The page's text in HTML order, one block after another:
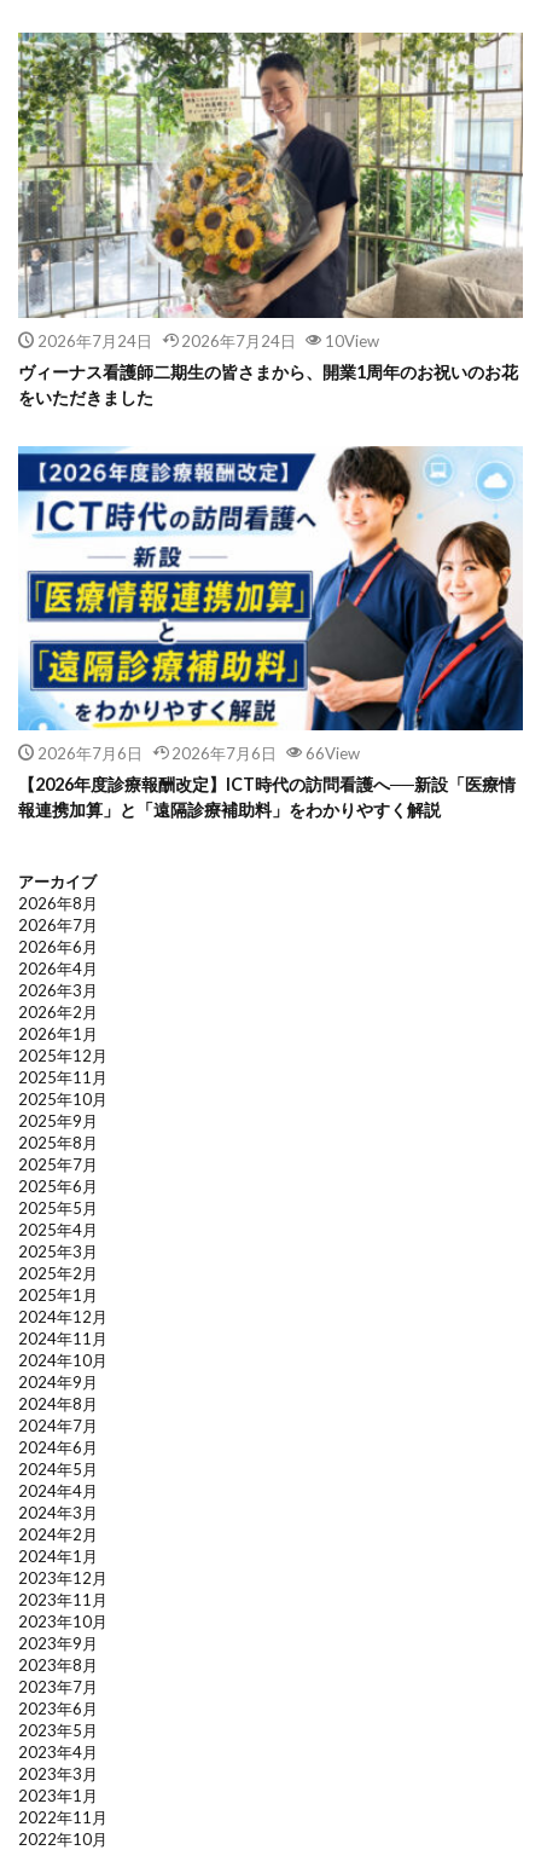
2026年7月24日 2026年7月24日 10View
ヴィーナス看護師二期生の皆さまから、開業1周年のお祝いのお花
をいただきました
2026年7月6日 2026年7月6日 66View
【2026年度診療報酬改定】ICT時代の訪問看護へ──新設「医療情
報連携加算」と「遠隔診療補助料」をわかりやすく解説
アーカイブ
2026年8月
2026年7月
2026年6月
2026年4月
2026年3月
2026年2月
2026年1月
2025年12月
2025年11月
2025年10月
2025年9月
2025年8月
2025年7月
2025年6月
2025年5月
2025年4月
2025年3月
2025年2月
2025年1月
2024年12月
2024年11月
2024年10月
2024年9月
2024年8月
2024年7月
2024年6月
2024年5月
2024年4月
2024年3月
2024年2月
2024年1月
2023年12月
2023年11月
2023年10月
2023年9月
2023年8月
2023年7月
2023年6月
2023年5月
2023年4月
2023年3月
2023年1月
2022年11月
2022年10月